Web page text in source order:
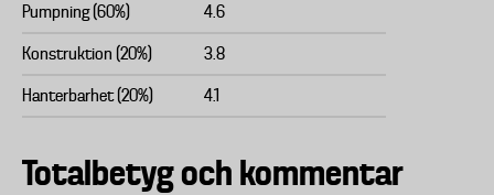
Pumpning (60%) 4.6
Konstruktion (20%) 3.8
Hanterbarhet (20%) 4.1
Totalbetyg och kommentar